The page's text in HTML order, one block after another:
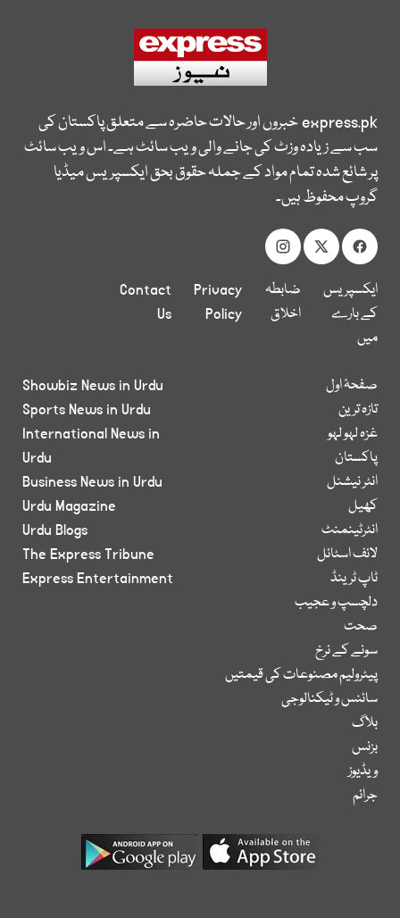
express.pkخبروں اور حالات حاضرہ سے متعلق پاکستان کی
سب سے زیادہ وزٹ کی جانے والی ویب سائٹ ہے۔ اس ویب سائٹ
پر شائع شدہ تمام مواد کے جملہ حقوق بحق ایکسپریس میڈیا
گروپ محفوظ ہیں۔
ایکسپریس
کے بارے
میں
ضابطہ
اخلاق
Privacy
Policy
Contact
Us
صفحۂ اول
تازہ ترین
غزہ لہو لہو
پاکستان
انٹر نیشنل
کھیل
انٹرٹینمنٹ
لائف اسٹائل
ٹاپ ٹرینڈ
دلچسپ و عجیب
صحت
سونے کے نرخ
پیٹرولیم مصنوعات کی قیمتیں
سائنس و ٹیکنالوجی
بلاگ
بزنس
ویڈیوز
جرائم
Showbiz News in Urdu
Sports News in Urdu
International News in
Urdu
Business News in Urdu
Urdu Magazine
Urdu Blogs
The Express Tribune
Express Entertainment